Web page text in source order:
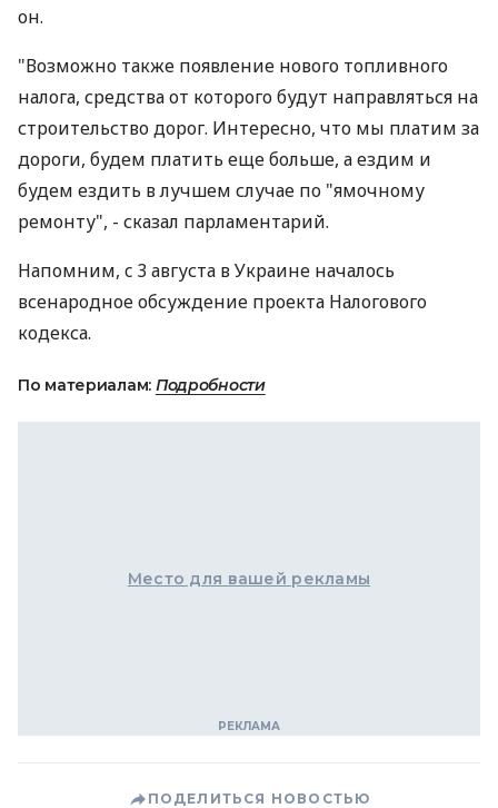
он.
"Возможно также появление нового топливного
налога, средства от которого будут направляться на
строительство дорог. Интересно, что мы платим за
дороги, будем платить еще больше, а ездим и
будем ездить в лучшем случае по "ямочному
ремонту", - сказал парламентарий.
Напомним, c 3 августа в Украине началось
всенародное обсуждение проекта Налогового
кодекса.
По материалам: Подробности
Место для вашей рекламы
ПОДЕЛИТЬСЯ НОВОСТЬЮ